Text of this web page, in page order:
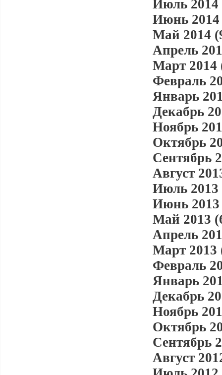
Июль 2014
Июнь 2014
Май 2014
Апрель
Март 2014
Февраль
Январь
Декабрь
Ноябрь
Октябрь
Сентябрь
Август
Июль 2013
Июнь 2013
Май 2013
Апрель
Март 2013
Февраль
Январь
Декабрь
Ноябрь
Октябрь
Сентябрь
Август